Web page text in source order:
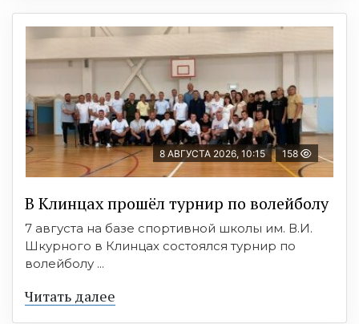
8 АВГУСТА 2026, 10:15 158
В Клинцах прошёл турнир по волейболу
7 августа на базе спортивной школы им. В.И.
Шкурного в Клинцах состоялся турнир по
волейболу ...
Читать далее